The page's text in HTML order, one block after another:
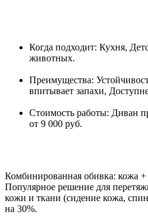
Когда подходит: Кухня,
животных.
Преимущества:
впитывает запахи,
Стоимость работы: Диван
от 9 000 руб.
Комбинированная обивка: кожа +
Популярное решение для
кожи и ткани (сидение кожа,
на 30%.